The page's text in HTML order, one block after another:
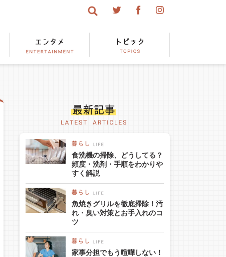
食洗機の掃除、どうしてる？
頻度・洗剤・手順をわかりや
すく解説
魚焼きグリルを徹底掃除！汚
れ・臭い対策とお手入れのコ
ツ
家事分担でもう喧嘩しない！